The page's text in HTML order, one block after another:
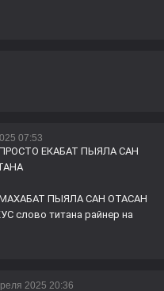
07:53
ЕКАБАТ ПЫЯЛА САН
ПЫЯЛА САН ОТАСАН
слово титана райнер на
2025 20:36